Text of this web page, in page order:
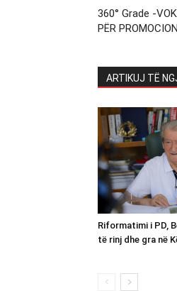
360° Grade -
PËR
ARTIKUJ TË
Riformatimi i PD,
të rinj dhe gra në